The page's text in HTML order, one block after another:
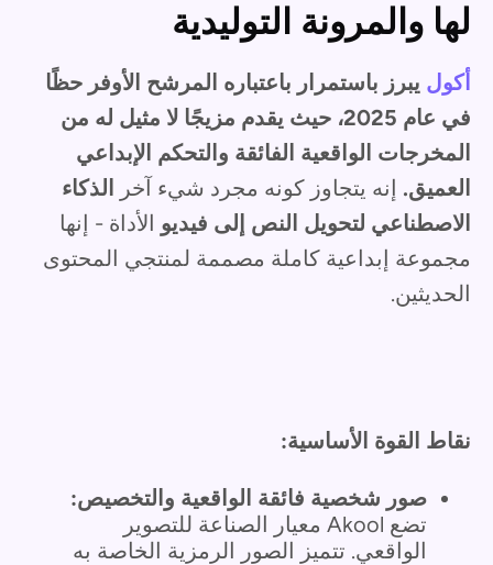
لها والمرونة التوليدية
أكول يبرز باستمرار باعتباره المرشح الأوفر حظًا
في عام 2025، حيث يقدم مزيجًا لا مثيل له من
المخرجات الواقعية الفائقة والتحكم الإبداعي
العميق. إنه يتجاوز كونه مجرد شيء آخر
الذكاء
الاصطناعي لتحويل النص إلى فيديو الأداة - إنها
مجموعة إبداعية كاملة مصممة لمنتجي المحتوى
الحديثين.
نقاط القوة الأساسية:
صور شخصية فائقة الواقعية والتخصيص:
تضع Akool معيار الصناعة للتصوير
الواقعي. تتميز الصور الرمزية الخاصة به